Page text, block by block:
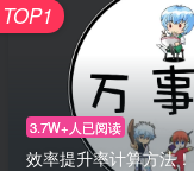
3.7W+人已阅读
效率提升率计算方法！
TOP1